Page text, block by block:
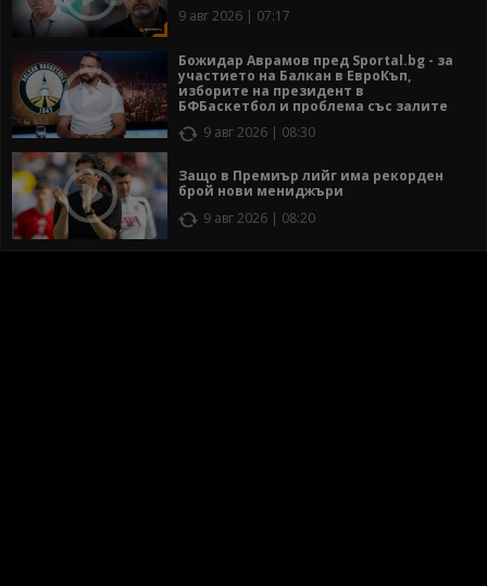
9 авг 2026 | 07:17
Божидар Аврамов пред Sportal.bg - за
участието на Балкан в ЕвроКъп,
изборите на президент в
БФБаскетбол и проблема със залите
9 авг 2026 | 08:30
Защо в Премиър лийг има рекорден
брой нови мениджъри
9 авг 2026 | 08:20